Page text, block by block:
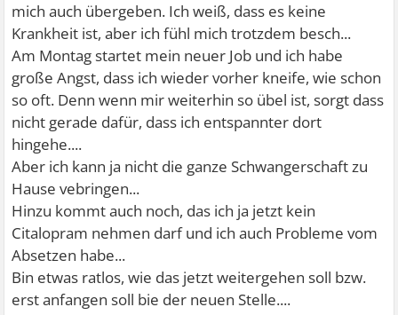
mich auch übergeben. Ich weiß, dass es keine
Krankheit ist, aber ich fühl mich trotzdem besch...
Am Montag startet mein neuer Job und ich habe
große Angst, dass ich wieder vorher kneife, wie schon
so oft. Denn wenn mir weiterhin so übel ist, sorgt dass
nicht gerade dafür, dass ich entspannter dort
hingehe....
Aber ich kann ja nicht die ganze Schwangerschaft zu
Hause vebringen...
Hinzu kommt auch noch, das ich ja jetzt kein
Citalopram nehmen darf und ich auch Probleme vom
Absetzen habe...
Bin etwas ratlos, wie das jetzt weitergehen soll bzw.
erst anfangen soll bie der neuen Stelle....